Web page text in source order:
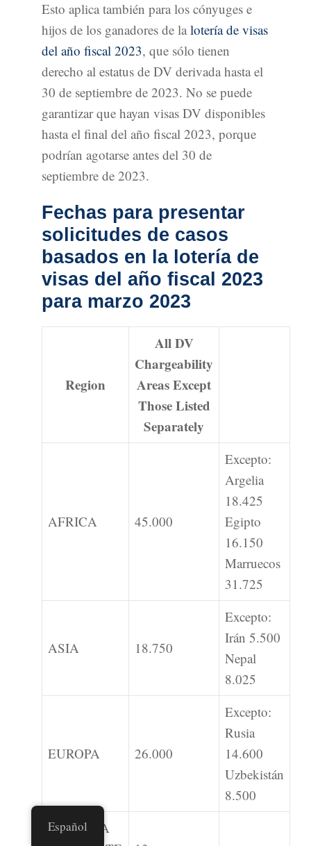
Esto aplica también para los cónyuges e
hijos de los ganadores de la lotería de visas
del año fiscal 2023, que sólo tienen
derecho al estatus de DV derivada hasta el
30 de septiembre de 2023. No se puede
garantizar que hayan visas DV disponibles
hasta el final del año fiscal 2023, porque
podrían agotarse antes del 30 de
septiembre de 2023.
Fechas para presentar
solicitudes de casos
basados en la lotería de
visas del año fiscal 2023
para marzo 2023
Region
All DV
Chargeability
Areas Except
Those Listed
Separately
AFRICA 45.000
Excepto:
Argelia
18.425
Egipto
16.150
Marruecos
31.725
ASIA 18.750
Excepto:
Irán 5.500
Nepal
8.025
EUROPA 26.000
Excepto:
Rusia
14.600
Uzbekistán
8.500
AMÉRICA
Español